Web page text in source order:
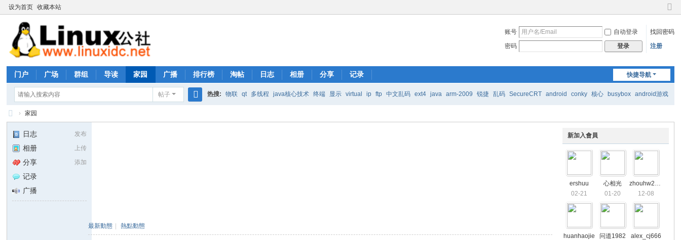
设为首页 收藏本站
切
到
账号 自动登录
找回密码
密码
登录 注册
快捷导航
门户 广场 群组 导读 家园 广播 排行榜 淘帖 日志 相册 分享 记录
帖子
索
热搜: 物联 qt 多线程 java核心技术 终端 显示 virtual ip ftp 中文乱码 ext4 java arm-2009 锐捷 乱码 SecureCRT android conky 核心 busybox android游戏
nu
公
论
› 家园
发布
日志
上传
相册
添加
分享
记录
广播
新加入會員
ershuu
02-21
心相光
01-20
zhouhw2025
12-08
huanhaojie
问道1982
alex_cj666
最新動態 熱點動態